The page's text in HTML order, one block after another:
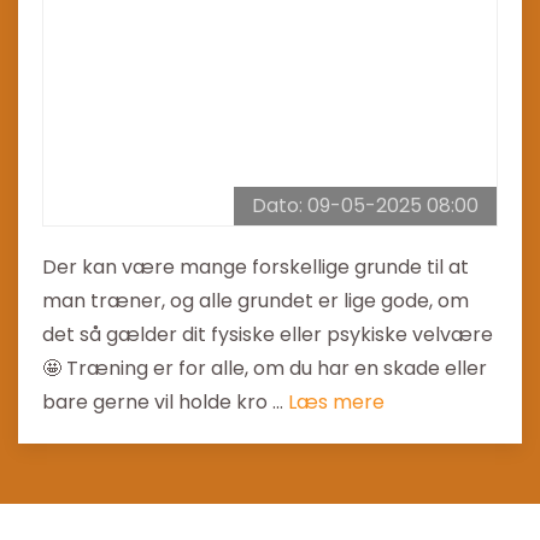
Dato: 09-05-2025 08:00
Der kan være mange forskellige grunde til at
man træner, og alle grundet er lige gode, om
det så gælder dit fysiske eller psykiske velvære
🤩 Træning er for alle, om du har en skade eller
bare gerne vil holde kro ... Læs mere